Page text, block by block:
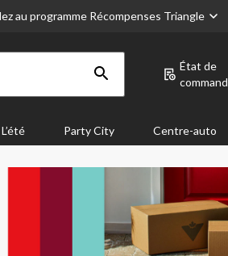
au programme Récompenses Triangle
État de
command
L’été Party City Centre-auto